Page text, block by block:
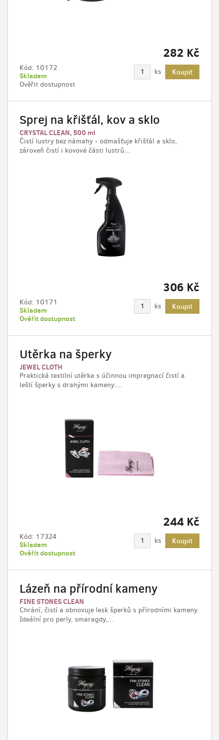
282 Kč
Kód: 10172
Skladem ks Koupit
Ověřit dostupnost
Sprej na křišťál, kov a sklo
CRYSTAL CLEAN, 500 ml
Čistí lustry bez námahy - odmašťuje křišťál a sklo,
zároveň čistí i kovové části lustrů...
306 Kč
Kód: 10171
Skladem ks
Koupit
Ověřit dostupnost
Utěrka na šperky
JEWEL CLOTH
Praktická textilní utěrka s účinnou impregnací čistí a
leští šperky s drahými kameny:...
244 Kč
Kód: 17324
Skladem ks
Koupit
Ověřit dostupnost
Lázeň na přírodní kameny
FINE STONES CLEAN
Chrání, čistí a obnovuje lesk šperků s přírodními kameny.
Ideální pro perly, smaragdy,...